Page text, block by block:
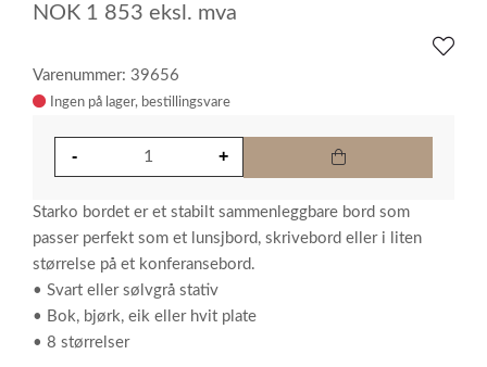
NOK 1 853 eksl. mva
Varenummer: 39656
Ingen på lager
Starko bordet er et stabilt sammenleggbare bord som
passer perfekt som et lunsjbord, skrivebord eller i liten
størrelse på et konferansebord.
• Svart eller sølvgrå stativ
• Bok, bjørk, eik eller hvit plate
• 8 størrelser